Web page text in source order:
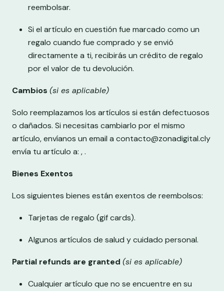
reembolsar.
Si el artículo en cuestión fue marcado como un
regalo cuando fue comprado y se envió
directamente a ti, recibirás un crédito de regalo
por el valor de tu devolución.
Cambios (si es aplicable)
Solo reemplazamos los artículos si están defectuosos
o dañados. Si necesitas cambiarlo por el mismo
artículo, envíanos un email a contacto@zonadigital.cly
envía tu artículo a: , .
Bienes Exentos
Los siguientes bienes están exentos de reembolsos:
Tarjetas de regalo (gif cards).
Algunos artículos de salud y cuidado personal.
Partial refunds are granted (si es aplicable)
Cualquier artículo que no se encuentre en su